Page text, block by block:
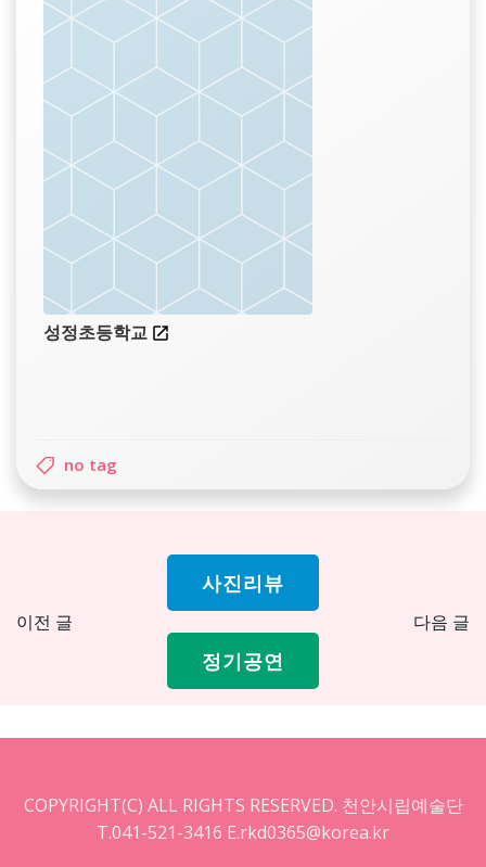
성정초등학교
no tag
Post
navigation
이전 글
사진리뷰
정기공연
다음 글
COPYRIGHT(C) ALL RIGHTS RESERVED. 천안시립예술단
T.041-521-3416 E.rkd0365@korea.kr